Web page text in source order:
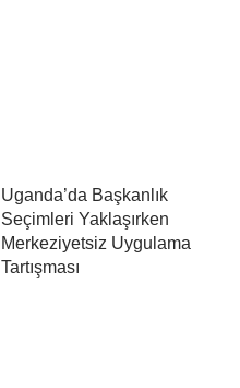
Uganda’da Başkanlık
Seçimleri Yaklaşırken
Merkeziyetsiz Uygulama
Tartışması